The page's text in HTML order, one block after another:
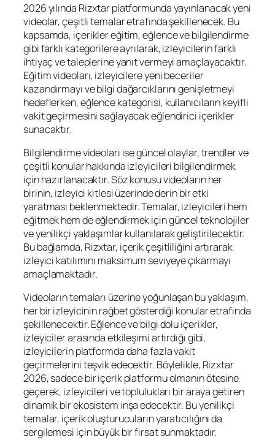
2026 yılında Rizxtar platformunda yayınlanacak yeni
videolar, çeşitli temalar etrafında şekillenecek. Bu
kapsamda, içerikler eğitim, eğlence ve bilgilendirme
gibi farklı kategorilere ayrılarak, izleyicilerin farklı
ihtiyaç ve taleplerine yanıt vermeyi amaçlayacaktır.
Eğitim videoları, izleyicilere yeni beceriler
kazandırmayı ve bilgi dağarcıklarını genişletmeyi
hedeflerken, eğlence kategorisi, kullanıcıların keyifli
vakit geçirmesini sağlayacak eğlendirici içerikler
sunacaktır.
Bilgilendirme videoları ise güncel olaylar, trendler ve
çeşitli konular hakkında izleyicileri bilgilendirmek
için hazırlanacaktır. Söz konusu videoların her
birinin, izleyici kitlesi üzerinde derin bir etki
yaratması beklenmektedir. Temalar, izleyicileri hem
eğitmek hem de eğlendirmek için güncel teknolojiler
ve yenilikçi yaklaşımlar kullanılarak geliştirilecektir.
Bu bağlamda, Rizxtar, içerik çeşitliliğini artırarak
izleyici katılımını maksimum seviyeye çıkarmayı
amaçlamaktadır.
Videoların temaları üzerine yoğunlaşan bu yaklaşım,
her bir izleyicinin rağbet gösterdiği konular etrafında
şekillenecektir. Eğlence ve bilgi dolu içerikler,
izleyiciler arasında etkileşimi artırdığı gibi,
izleyicilerin platformda daha fazla vakit
geçirmelerini teşvik edecektir. Böylelikle, Rizxtar
2026, sadece bir içerik platformu olmanın ötesine
geçerek, izleyicileri ve toplulukları bir araya getiren
dinamik bir ekosistem inşa edecektir. Bu yenilikçi
temalar, içerik oluşturucuların yaratıcılığını da
sergilemesi için büyük bir fırsat sunmaktadır.